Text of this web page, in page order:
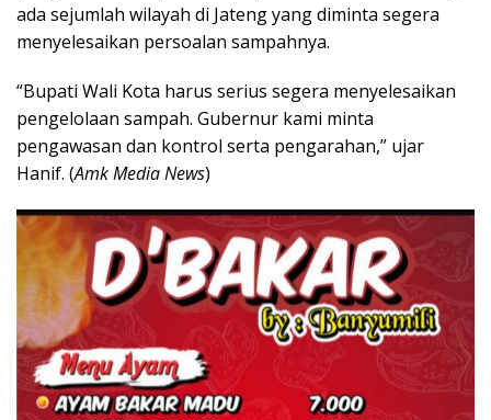
ada sejumlah wilayah di Jateng yang diminta segera
menyelesaikan persoalan sampahnya.
“Bupati Wali Kota harus serius segera menyelesaikan
pengelolaan sampah. Gubernur kami minta
pengawasan dan kontrol serta pengarahan,” ujar
Hanif. (Amk Media News)